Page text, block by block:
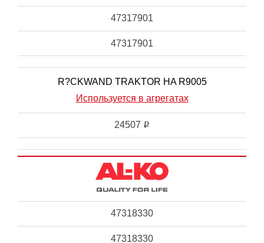
47317901
47317901
R?CKWAND TRAKTOR HA R9005
Используется в агрегатах
24507 i
47318330
47318330